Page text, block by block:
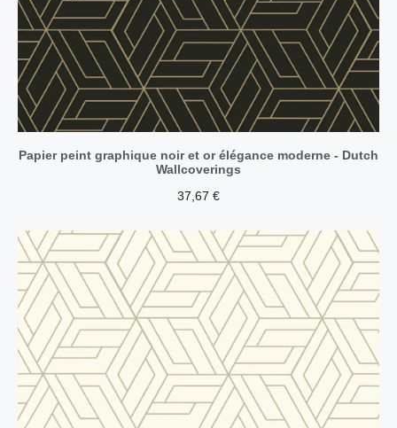
Papier peint graphique noir et or élégance moderne - Dutch
Wallcoverings
37,67 €